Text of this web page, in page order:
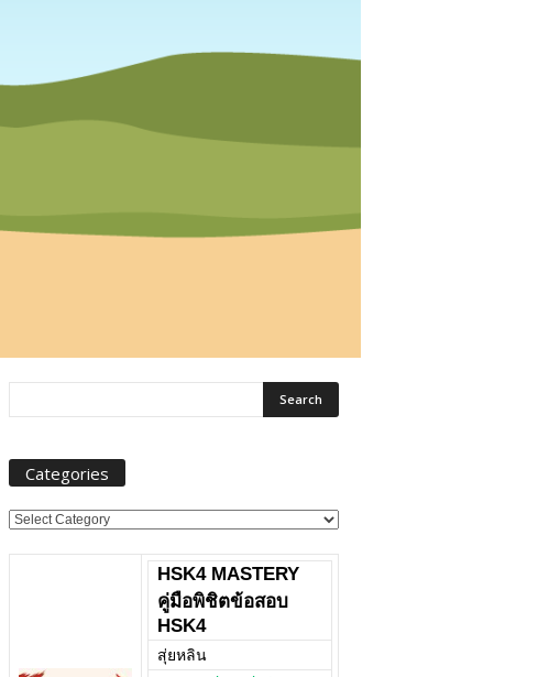
Categories
Categories
HSK4 MASTERY
คู่มือพิชิตข้อสอบ
HSK4
สุ่ยหลิน